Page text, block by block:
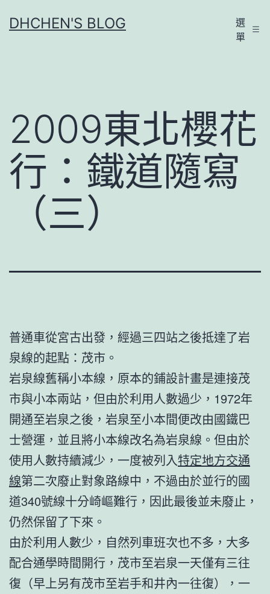
至DHCHEN'S BLOG
選
單
2009東北櫻花
行：鐵道隨寫
（三）
普通車從宮古出發，經過三四站之後抵達了岩
泉線的起點：茂市。
岩泉線舊稱小本線，原本的鋪設計畫是連接茂
市與小本兩站，但由於利用人數過少，1972年
開通至岩泉之後，岩泉至小本間便改由國鐵巴
士營運，並且將小本線改名為岩泉線。但由於
使用人數持續減少，一度被列入特定地方交通
線第二次廢止對象路線中，不過由於並行的國
道340號線十分崎嶇難行，因此最後並未廢止，
仍然保留了下來。
由於利用人數少，自然列車班次也不多，大多
配合通學時間開行，茂市至岩泉一天僅有三往
復（早上另有茂市至岩手和井內一往復），一